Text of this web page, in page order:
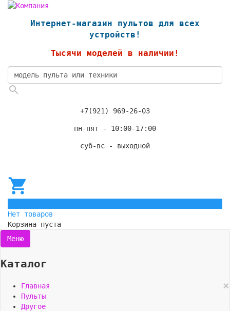
Интернет-магазин пультов для всех
устройств!
Тысячи моделей в наличии!
+7(921) 969-26-03
пн-пят - 10:00-17:00
суб-вс - выходной
Нет товаров
Корзина пуста
Меню
Каталог
×
Главная
Пульты
Другое